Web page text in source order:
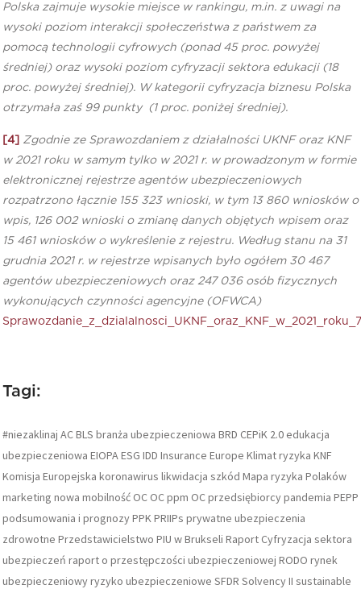
Polska zajmuje wysokie miejsce w rankingu, m.in. z uwagi na
wysoki poziom interakcji społeczeństwa z państwem za
pomocą technologii cyfrowych (ponad 45 proc. powyżej
średniej) oraz wysoki poziom cyfryzacji sektora edukacji (18
proc. powyżej średniej). W kategorii cyfryzacja biznesu Polska
otrzymała zaś 99 punkty (1 proc. poniżej średniej).
[4]
Zgodnie ze Sprawozdaniem z działalności UKNF oraz KNF
w 2021 roku w samym tylko w 2021 r. w prowadzonym w formie
elektronicznej rejestrze agentów ubezpieczeniowych
rozpatrzono łącznie 155 323 wnioski, w tym 13 860 wniosków o
wpis, 126 002 wnioski o zmianę danych objętych wpisem oraz
15 461 wniosków o wykreślenie z rejestru. Według stanu na 31
grudnia 2021 r. w rejestrze wpisanych było ogółem 30 467
agentów ubezpieczeniowych oraz 247 036 osób fizycznych
wykonujących czynności agencyjne (OFWCA)
Tagi:
#niezaklinaj ACBLS branża ubezpieczeniowa BRD CEPiK 2.0 edukacja
ubezpieczeniowa EIOPAESG IDD Insurance Europe Klimat ryzyka KNF
Komisja Europejska koronawirus likwidacja szkód Mapa ryzyka Polaków
marketing nowa mobilność OC OC ppm OC przedsiębiorcypandemia PEPP
podsumowania i prognozyPPKPRIIPs prywatne ubezpieczenia
zdrowotne Przedstawicielstwo PIU w Brukseli Raport Cyfryzacja sektora
ubezpieczeń raport o przestępczości ubezpieczeniowej RODO rynek
ubezpieczeniowyryzyko ubezpieczeniowe SFDR Solvency II sustainable